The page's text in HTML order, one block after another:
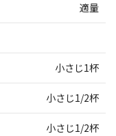
適量
小さじ1杯
小さじ1/2杯
小さじ1/2杯